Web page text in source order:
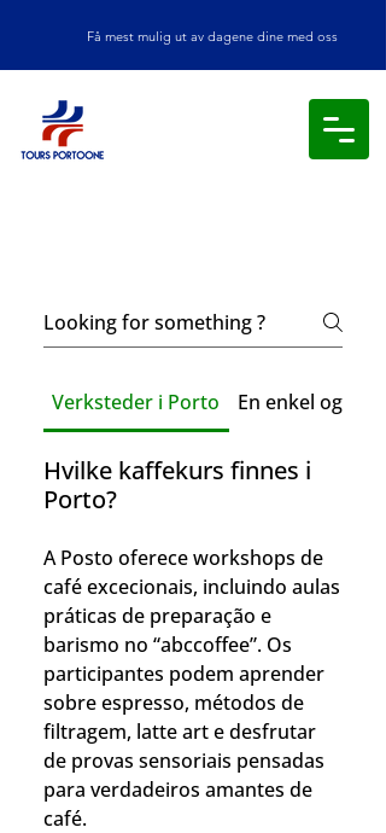
Få mest mulig ut av dagene dine med oss
Verksteder i Porto En enkel og
Hvilke kaffekurs finnes i
Porto?
A Posto oferece workshops de
café excecionais, incluindo aulas
práticas de preparação e
barismo no “abccoffee”. Os
participantes podem aprender
sobre espresso, métodos de
filtragem, latte art e desfrutar
de provas sensoriais pensadas
para verdadeiros amantes de
café.